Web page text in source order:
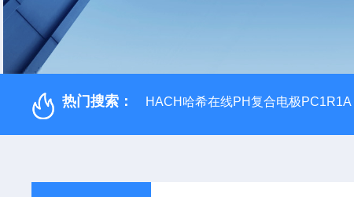
热门搜索： HACH哈希在线PH复合电极PC1R1A